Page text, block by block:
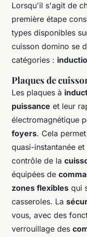
Lorsqu'il s'agit de
première étape
types disponibles
cuisson domino se
catégories :
Plaques de
Les plaques à
puissance et leur
électromagnétique
foyers. Cela
quasi-instantanée
contrôle de la
équipées de
zones flexibles qui
casseroles. La
vous, avec des
verrouillage des